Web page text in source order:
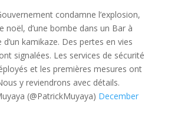
condamne l’explosion,
noël, d’une bombe dans un Bar à
kamikaze. Des pertes en vies
signalées. Les services de sécurité
et les premières mesures ont
y reviendrons avec détails.
(@PatrickMuyaya) December